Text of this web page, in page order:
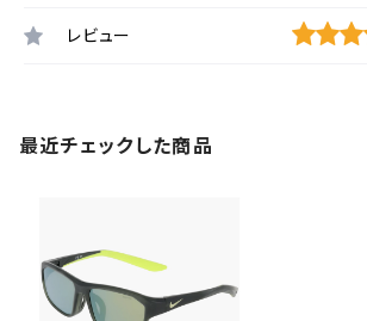
レビュー
最近チェックした商品